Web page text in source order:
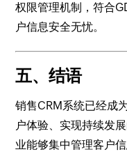
权限管理机制，符合
户信息安全无忧。
五、结语
销售CRM系统已经成
户体验、实现持续发
业能够集中管理客户